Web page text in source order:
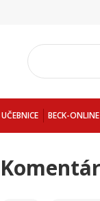
UČEBNICE BECK-ONLINE